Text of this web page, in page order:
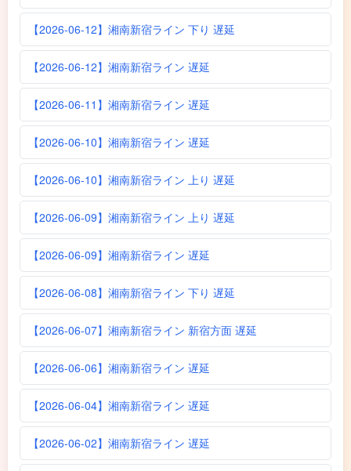
【2026-06-12】湘南新宿ライン 下り 遅延
【2026-06-12】湘南新宿ライン 遅延
【2026-06-11】湘南新宿ライン 遅延
【2026-06-10】湘南新宿ライン 遅延
【2026-06-10】湘南新宿ライン 上り 遅延
【2026-06-09】湘南新宿ライン 上り 遅延
【2026-06-09】湘南新宿ライン 遅延
【2026-06-08】湘南新宿ライン 下り 遅延
【2026-06-07】湘南新宿ライン 新宿方面 遅延
【2026-06-06】湘南新宿ライン 遅延
【2026-06-04】湘南新宿ライン 遅延
【2026-06-02】湘南新宿ライン 遅延